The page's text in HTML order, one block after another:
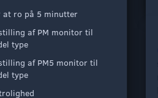
ro på 5 minutter
af PM monitor til
type
af PM5 monitor til
type